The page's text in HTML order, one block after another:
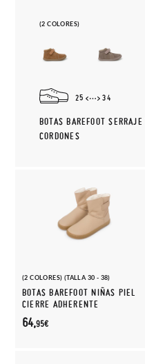
(2 COLORES)
25 34
BOTAS BAREFOOT
CORDONES
(2 COLORES) (TALLA 30 - 38)
BOTAS BAREFOOT NIÑAS PIEL
CIERRE ADHERENTE
64,95€